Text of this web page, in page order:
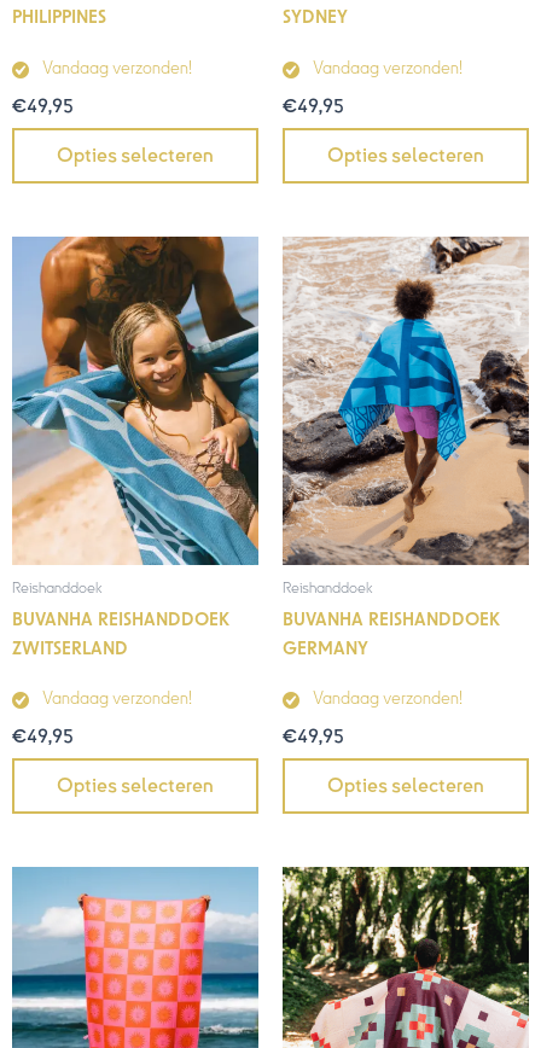
PHILIPPINES
Vandaag verzonden!
€49,95
Opties selecteren
SYDNEY
Vandaag verzonden!
€49,95
Opties selecteren
Reishanddoek
BUVANHA REISHANDDOEK
ZWITSERLAND
Vandaag verzonden!
€49,95
Opties selecteren
Reishanddoek
BUVANHA REISHANDDOEK
GERMANY
Vandaag verzonden!
€49,95
Opties selecteren